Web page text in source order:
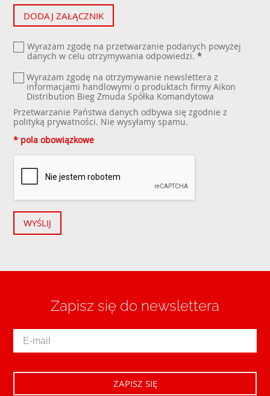
DODAJ ZAŁĄCZNIK
Wyrażam zgodę na przetwarzanie podanych powyżej
danych w celu otrzymywania odpowiedzi. *
Wyrażam zgodę na otrzymywanie newslettera z
informacjami handlowymi o produktach firmy Aikon
Distribution Bieg Żmuda Spółka Komandytowa
Przetwarzanie Państwa danych odbywa się zgodnie z
polityką prywatności. Nie wysyłamy spamu.
* pola obowiązkowe
WYŚLIJ
Zapisz się do newslettera